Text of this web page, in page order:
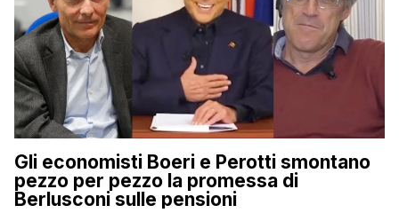
Gli economisti Boeri e Perotti smontano
pezzo per pezzo la promessa di
Berlusconi sulle pensioni